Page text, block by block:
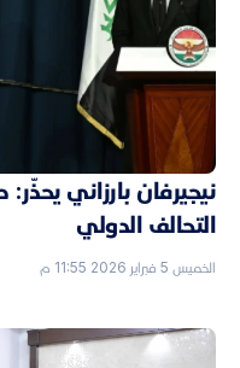
نيجيرفان بارزاني
التحالف الدولي
الخميس 5 فبراير 2026 11:55 م